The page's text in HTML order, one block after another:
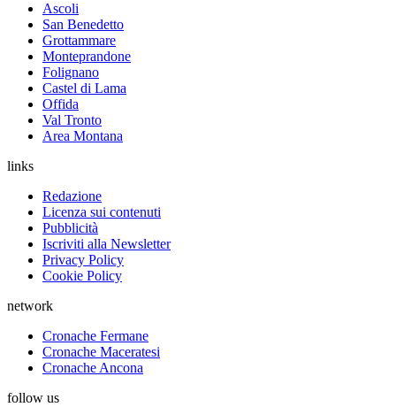
Ascoli
San Benedetto
Grottammare
Monteprandone
Folignano
Castel di Lama
Offida
Val Tronto
Area Montana
links
Redazione
Licenza sui contenuti
Pubblicità
Iscriviti alla Newsletter
Privacy Policy
Cookie Policy
network
Cronache Fermane
Cronache Maceratesi
Cronache Ancona
follow us